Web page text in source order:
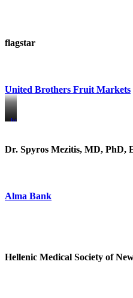
flagstar
United Brothers Fruit Markets
https://
https://
Dr. Spyros Mezitis, MD, PhD,
Alma Bank
Hellenic Medical Society of